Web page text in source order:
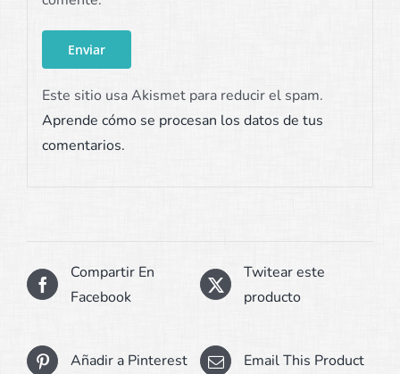
Este sitio usa Akismet para reducir el spam.
Aprende cómo se procesan los datos de tus
comentarios.
Compartir En
Facebook
Twitear este
producto
Añadir a Pinterest Email This Product